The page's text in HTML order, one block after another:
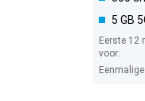
5 GB
Eerste 12
voor: